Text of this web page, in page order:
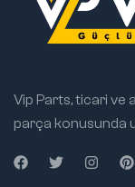
Vip Parts, ticari ve
parça konusunda